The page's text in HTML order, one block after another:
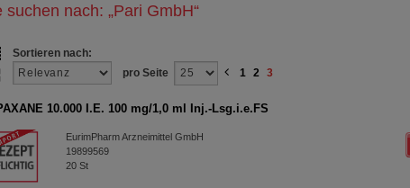
suchen nach: „Pari GmbH“
Sortieren nach:
pro Seite
1 2 3
10.000 I.E. 100 mg/1,0 ml Inj.-Lsg.i.e.FS
EurimPharm Arzneimittel GmbH
19899569
20St